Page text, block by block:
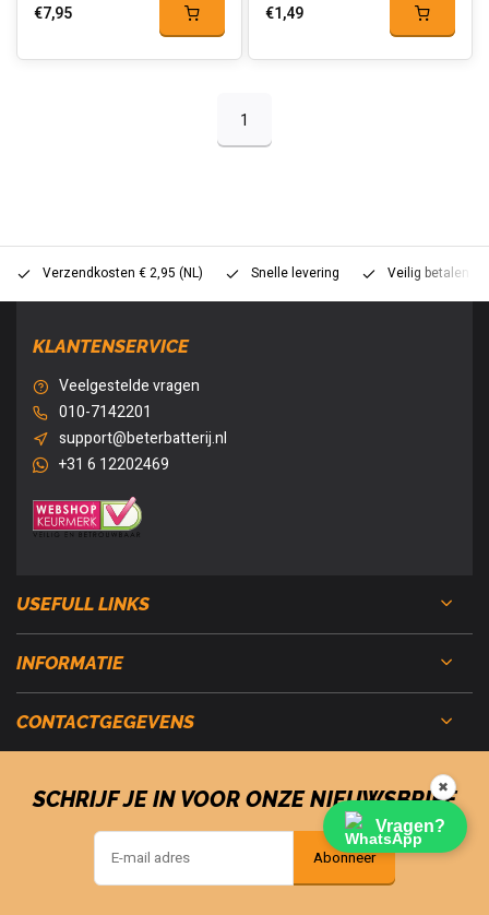
€7,95 €1,49
1
Verzendkosten € 2,95 (NL) Snelle levering Veilig betalen
KLANTENSERVICE
Veelgestelde vragen
010-7142201
support@beterbatterij.nl
+31 6 12202469
USEFULL LINKS
INFORMATIE
CONTACTGEGEVENS
SCHRIJF JE IN VOOR ONZE NIEUWSBRIEF
Abonneer
✖
Vragen?